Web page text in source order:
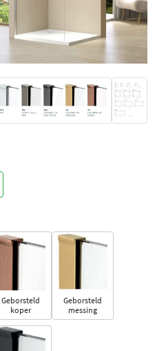
Geborsteld
koper
Geborsteld
messing